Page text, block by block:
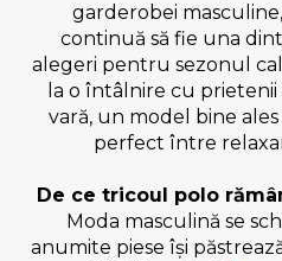
garderobei
continuă să fie una
alegeri pentru sezonul
la o întâlnire cu
vară, un model bine
perfect între
De ce tricoul polo
Moda masculină se
anumite piese își